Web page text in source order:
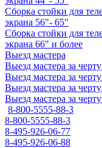
Сборка стойки для
экрана 56"- 65"
Сборка стойки для
экрана 66" и более
Выезд мастера
Выезд мастера за
Выезд мастера за
Выезд мастера за
Выезд мастера за
8-800-5555-88-3
8-800-5555-88-3
8-495-926-06-77
8-495-926-06-88